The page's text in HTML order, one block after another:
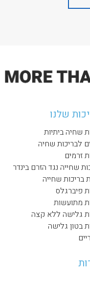
שלנו
שחיה ביתיות
לבריכות שחיה
זרמים
שחייה נגד הזרם בינדר
בריכות שחייה
פיברגלס
מתועשות
גלישה ללא קצה
בטון גלישה